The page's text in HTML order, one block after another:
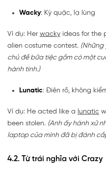
Wacky: Kỳ quặc, lạ lùng
Ví dụ: Her wacky ideas for the
alien costume contest. (Những
chủ đề bữa tiệc gồm có một
hành tinh.)
Lunatic: Điên rồ, không
Ví dụ: He acted like a lunatic
been stolen. (Anh ấy hành xử
laptop của mình đã bị đánh
4.2. Từ trái nghĩa với Crazy